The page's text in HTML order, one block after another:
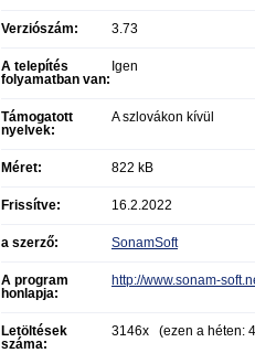
Verziószám: 3.73
A telepítés
folyamatban van:
Igen
Támogatott
nyelvek:
A szlovákon kívül
Méret: 822 kB
Frissítve: 16.2.2022
a szerző: SonamSoft
A program
honlapja:
http://www.sonam-
Letöltések
száma:
3146x (ezen a héten: